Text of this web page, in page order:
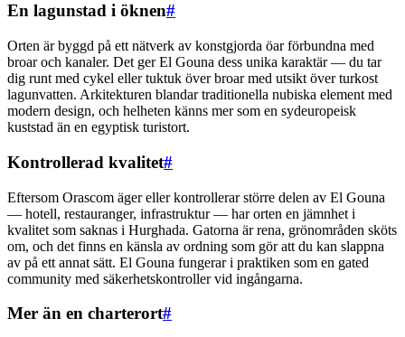
En lagunstad i öknen#
Orten är byggd på ett nätverk av konstgjorda öar förbundna med
broar och kanaler. Det ger El Gouna dess unika karaktär — du tar
dig runt med cykel eller tuktuk över broar med utsikt över turkost
lagunvatten. Arkitekturen blandar traditionella nubiska element med
modern design, och helheten känns mer som en sydeuropeisk
kuststad än en egyptisk turistort.
Kontrollerad kvalitet#
Eftersom Orascom äger eller kontrollerar större delen av El Gouna
— hotell, restauranger, infrastruktur — har orten en jämnhet i
kvalitet som saknas i Hurghada. Gatorna är rena, grönområden sköts
om, och det finns en känsla av ordning som gör att du kan slappna
av på ett annat sätt. El Gouna fungerar i praktiken som en gated
community med säkerhetskontroller vid ingångarna.
Mer än en charterort#